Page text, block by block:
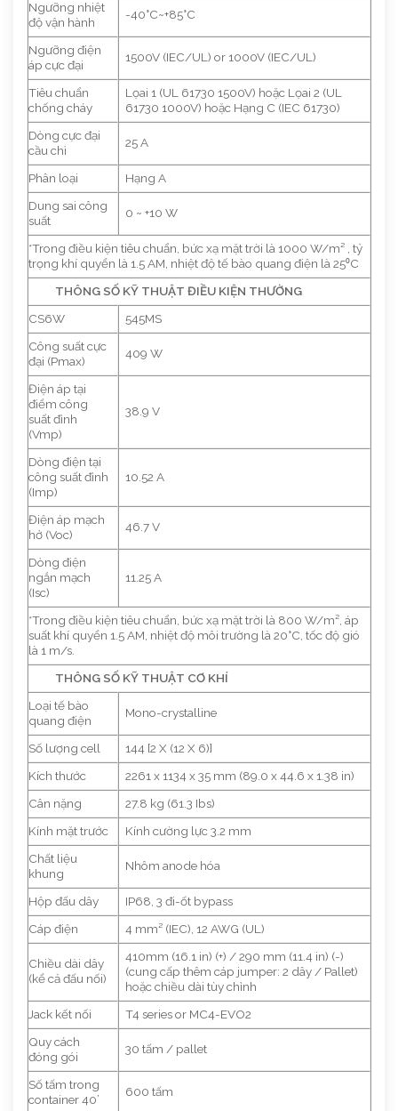
Ngưỡng nhiệt
độ vận hành
-40°C~+85°C
Ngưỡng điện
áp cực đại
1500V (IEC/UL) or 1000V (IEC/UL)
Tiêu chuẩn
chống cháy
Lọai 1 (UL 61730 1500V) hoặc Lọai 2 (UL
61730 1000V) hoặc Hạng C (IEC 61730)
Dòng cực đại
cầu chì
25 A
Phân loại
Hạng A
Dung sai công
suất
0 ~ +10 W
*Trong điều kiện tiêu chuẩn, bức xạ mặt trời là 1000 W/m² , tỷ
trọng khí quyển là 1.5 AM, nhiệt độ tế bào quang điện là 25⁰C
THÔNG SỐ KỸ THUẬT ĐIỀU KIỆN THƯỜNG
CS6W
545MS
Công suất cực
đại (Pmax)
409 W
Điện áp tại
điểm công
suất đỉnh
(Vmp)
38.9 V
Dòng điện tại
công suất đỉnh
(Imp)
10.52 A
Điện áp mạch
hở (Voc)
46.7 V
Dòng điện
ngắn mạch
(Isc)
11.25 A
*Trong điều kiện tiêu chuẩn, bức xạ mặt trời là 800 W/m², áp
suất khí quyển 1.5 AM, nhiệt độ môi trường là 20°C, tốc độ gió
là 1 m/s.
THÔNG SỐ KỸ THUẬT CƠ KHÍ
Loại tế bào
quang điện
Mono-crystalline
Số lượng cell
144 [2 X (12 X 6)]
Kích thước
2261 x 1134 x 35 mm (89.0 x 44.6 x 1.38 in)
Cân nặng
27.8 kg (61.3 Ibs)
Kính mặt trước
Kính cường lực 3.2 mm
Chất liệu
khung
Nhôm anode hóa
Hộp đấu dây
IP68, 3 đi-ốt bypass
Cáp điện
4 mm² (IEC), 12 AWG (UL)
Chiều dài dây
(kể cả đấu nối)
410mm (16.1 in) (+) / 290 mm (11.4 in) (-)
(cung cấp thêm cáp jumper: 2 dây / Pallet)
hoặc chiều dài tùy chỉnh
Jack kết nối
T4 series or MC4-EVO2
Quy cách
đóng gói
30 tấm / pallet
Số tấm trong
container 40’
600 tấm